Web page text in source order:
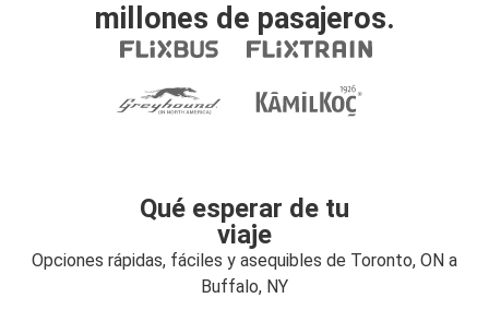
millones de pasajeros.
Qué esperar de tu
viaje
Opciones rápidas, fáciles y asequibles de Toronto, ON a
Buffalo, NY